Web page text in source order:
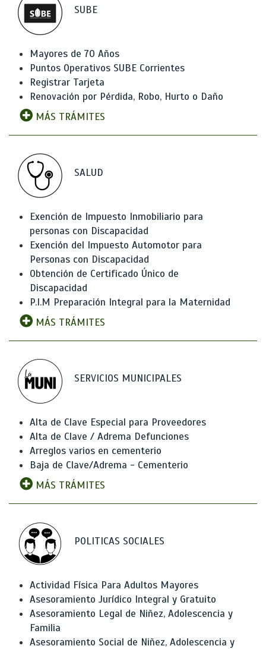
SUBE
Mayores de 70 Años
Puntos Operativos SUBE Corrientes
Registrar Tarjeta
Renovación por Pérdida, Robo, Hurto o Daño
MÁS TRÁMITES
SALUD
Exención de Impuesto Inmobiliario para
personas con Discapacidad
Exención del Impuesto Automotor para
Personas con Discapacidad
Obtención de Certificado Único de
Discapacidad
P.I.M Preparación Integral para la Maternidad
MÁS TRÁMITES
SERVICIOS MUNICIPALES
Alta de Clave Especial para Proveedores
Alta de Clave / Adrema Defunciones
Arreglos varios en cementerio
Baja de Clave/Adrema - Cementerio
MÁS TRÁMITES
POLITICAS SOCIALES
Actividad Física Para Adultos Mayores
Asesoramiento Jurídico Integral y Gratuito
Asesoramiento Legal de Niñez, Adolescencia y
Familia
Asesoramiento Social de Niñez, Adolescencia y